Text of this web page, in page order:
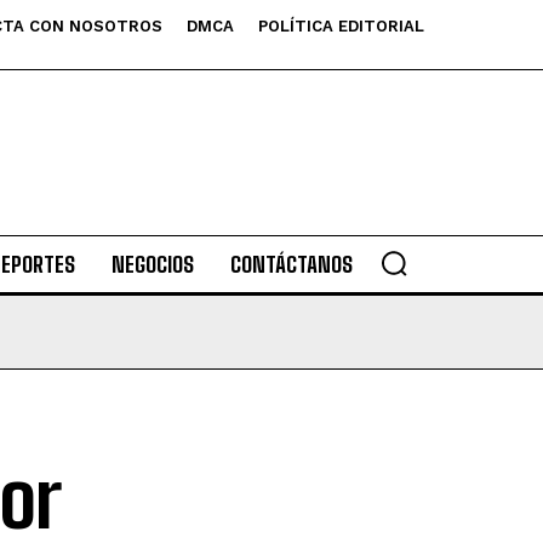
CON NOSOTROS DMCA POLÍTICA EDITORIAL
NEGOCIOS CONTÁCTANOS